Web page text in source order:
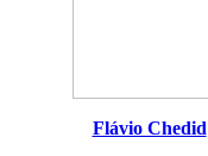
Flávio Chedid